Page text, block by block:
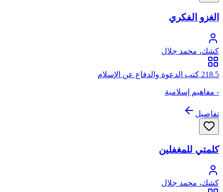
الغزو الفكري
كشك، محمد جلال
218.5 كتب الدعوة والدفاع عن الإسلام
- مفاهيم إسلامية
تفاصيل
كلمتي للمغفلين
كشك، محمد جلال